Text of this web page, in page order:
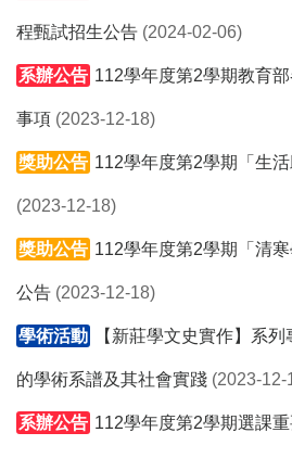
程甄試招生公告 (2024-02-06)
系辦公告 112學年度第2學期教育
事項 (2023-12-18)
獎助公告 112學年度第2學期「生
(2023-12-18)
獎助公告 112學年度第2學期「清
公告 (2023-12-18)
學術活動 【新莊學文史實作】系列
的學術系譜及其社會實踐 (2023-12-
系辦公告 112學年度第2學期選課